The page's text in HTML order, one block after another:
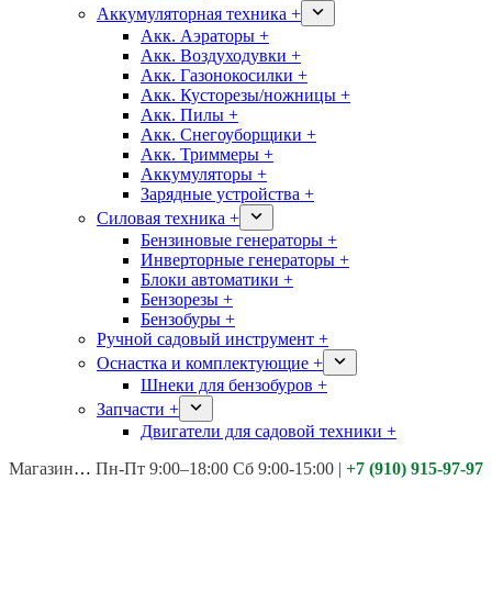
Аккумуляторная техника +
Акк. Аэраторы +
Акк. Воздуходувки +
Акк. Газонокосилки +
Акк. Кусторезы/ножницы +
Акк. Пилы +
Акк. Снегоуборщики +
Акк. Триммеры +
Аккумуляторы +
Зарядные устройства +
Силовая техника +
Бензиновые генераторы +
Инверторные генераторы +
Блоки автоматики +
Бензорезы +
Бензобуры +
Ручной садовый инструмент +
Оснастка и комплектующие +
Шнеки для бензобуров +
Запчасти +
Двигатели для садовой техники +
Магазины: Калуга ул. Московская д.113
Пн-Пт 9:00–18:00 Сб 9:00-15:00 | +7 (910) 915-97-97